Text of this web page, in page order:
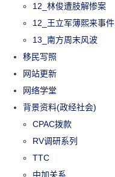
12_林俊遭肢解惨案
12_王立军薄熙来事件
13_南方周末风波
移民写照
网站更新
网络学堂
背景资料(政经社会)
CPAC拨款
RV调研系列
TTC
中加关系